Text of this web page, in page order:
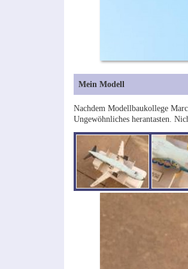
Mein Modell
Nachdem Modellbaukollege
Ungewöhnliches herantasten.